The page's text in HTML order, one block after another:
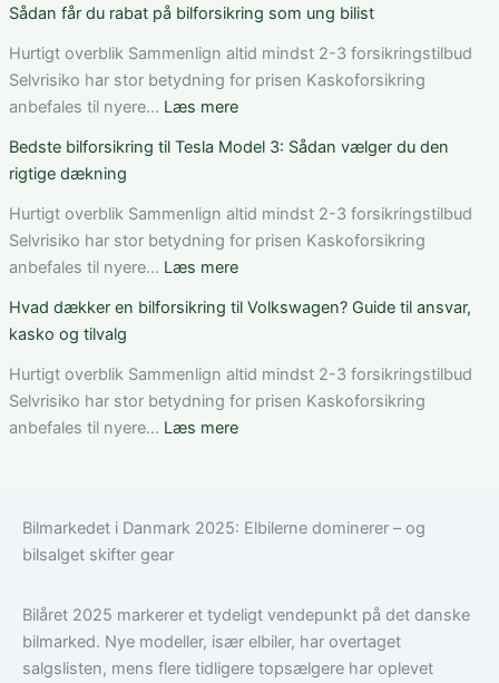
vurderer
du
pris,
dækning
vilkår
fungerer
bilforsikring
til
Mercedes
Klasse:
pris
og
valg
den
løsning
Sådan får du rabat på bilforsikring som ung bilist
Hurtigt overblik Sammenlign altid mindst 2-3 forsikringstilbud
Selvrisiko har stor betydning for prisen Kaskoforsikring
anbefales til nyere… Læs mere:
får
rabat
på
bilforsikring
ung
Bedste bilforsikring til Tesla Model 3: Sådan vælger du den
rigtige dækning
Hurtigt overblik Sammenlign altid mindst 2-3 forsikringstilbud
Selvrisiko har stor betydning for prisen Kaskoforsikring
anbefales til nyere… Læs mere:
bilforsikring
Tesla
Model
3:
den
Hvad dækker en bilforsikring til Volkswagen? Guide til ansvar,
kasko og tilvalg
Hurtigt overblik Sammenlign altid mindst 2-3 forsikringstilbud
Selvrisiko har stor betydning for prisen Kaskoforsikring
anbefales til nyere… Læs mere:
bilforsikring
Guide
til
ansvar,
Bilmarkedet i Danmark 2025: Elbilerne dominerer – og
bilsalget skifter gear
Bilåret 2025 markerer et tydeligt vendepunkt på det danske
bilmarked. Nye modeller, især elbiler, har overtaget
salgslisten, mens flere tidligere topsælgere har oplevet